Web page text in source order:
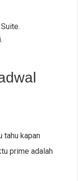
tahu kapan
prime adalah